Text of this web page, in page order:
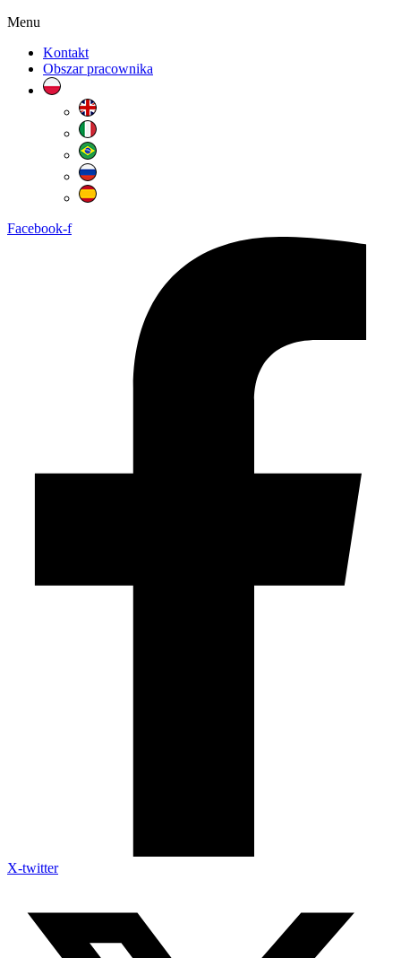
Menu
Kontakt
Obszar pracownika
Facebook-f
X-twitter